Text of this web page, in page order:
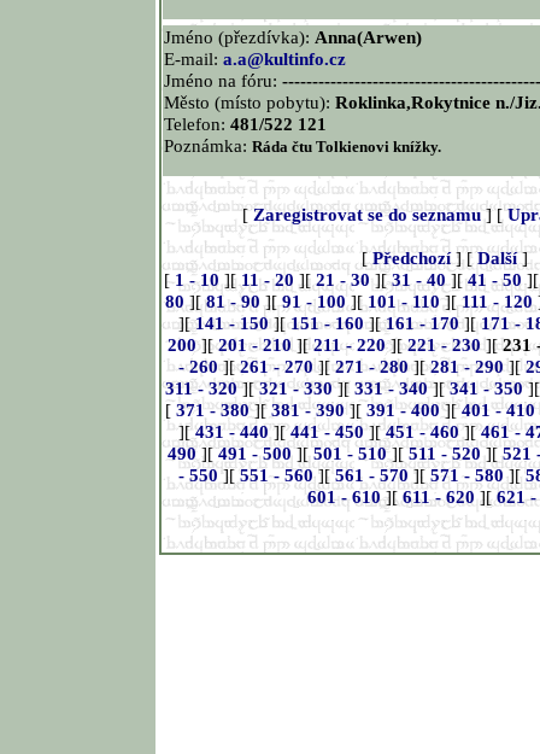
Jméno (přezdívka): Anna(Arwen)
E-mail: a.a@kultinfo.cz
Jméno na fóru:
Město (místo pobytu): Roklinka,Rokytnice n./
Telefon: 481/522 121
Poznámka: Ráda čtu Tolkienovi knížky.
[Zaregistrovat se do seznamu] [
[Předchozí] [Další]
[1 - 10 ][ 11 - 20 ][ 21 - 30][31 - 40][41 - 50
80][81 - 90 ][91 - 100][101 - 110][111 - 120
][141 - 150][151 - 160][161 - 170][171 -
200][201 - 210 ][211 - 220][221 - 230][231
- 260][261 - 270 ][271 - 280][281 - 290][
311 - 320][321 - 330][ 331 - 340][341 - 350
[ 371 - 380][381 - 390][ 391 - 400][401 - 410
][431 - 440][441 - 450][451 - 460][461 -
490][491 - 500][501 - 510][511 - 520][521
- 550][551 - 560][561 - 570][571 - 580][
601 - 610][611 - 620 ][621